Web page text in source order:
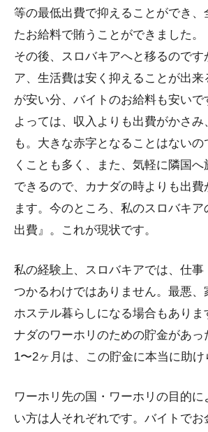
等の最低出費で抑えることができ、
たお給料で賄うことができました。
その後、スロバキアへと移るのです
ア、生活費は安く抑えることが出来
が安い分、バイトのお給料も安いで
よっては、収入よりも出費がかさ
も。大きな赤字となることはない
くことも多く、また、気軽に隣国
できるので、カナダの時よりも出費
ます。今のところ、私のスロバキア
出費』。これが現状です。
私の経験上、スロバキアでは、仕事
つかるわけではありません。最悪
ホステル暮らしになる場合もありま
ナダのワーホリのための貯金があっ
1〜2ヶ月は、この貯金に本当に助け
ワーホリ先の国・ワーホリの目的
い方は人それぞれです。バイトで